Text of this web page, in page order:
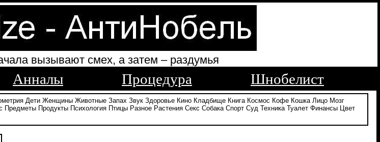
вызывают смех, а затем – раздумья
Анналы Процедура Шнобелист
Дети Женщины Животные Запах Звук Здоровье Кино Кладбище Книга Космос Кофе Кошка Лицо Мозг
Предметы Продукты Психология Птицы Разное Растения Секс Собака Спорт Суд Техника Туалет Финансы
Цвет